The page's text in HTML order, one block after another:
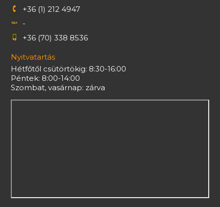
+36 (1) 212 4947
-
+36 (70) 338 8536
Nyitvatartás
Hétfőtől csütörtökig: 8:30-16:00
Péntek: 8:00-14:00
Szombat, vasárnap: zárva